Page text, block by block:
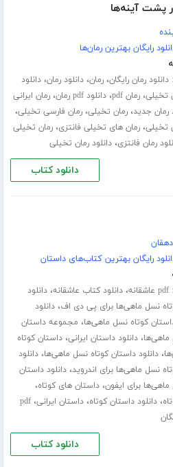
پشت آینه‌ها
رایگان بهترین رمان‌ها
دانلود رمان رایگان،رمان،دانلود رمان،دانلود
تخیلی،رمان pdf ،دانلود pdf رمان ،رمان ایرانی
رمان جدید،رمان تخیلی،رمان فارسی تخیلی،
تخیلی،رمان های تخیلی فانتزی،رمان تخیلی
رمان فانتزی،دانلود رمان تخیلی
دانلود کتاب
رایگان بهترین کتاب‌های داستان
pdf عاشقانه ،دانلود کتاب عاشقانه،دانلود
نسل ماهی‌ها برای پی دی اف،دانلود
کوتاه نسل ماهی‌ها، مجموعه داستان
ماهی‌ها،دانلود داستان ایرانی،داستان کوتاه
،دانلود داستان کوتاه نسل ماهی‌ها،دانلود
نسل ماهی‌ها برای اندروید،دانلود داستان
برای ایفون،داستان های کوتاه،
،دانلود داستان کوتاه،داستان ایرانی،pdf
دانلود کتاب